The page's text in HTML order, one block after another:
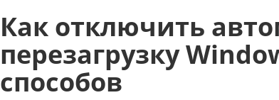
Как отключить
перезагрузку
способов